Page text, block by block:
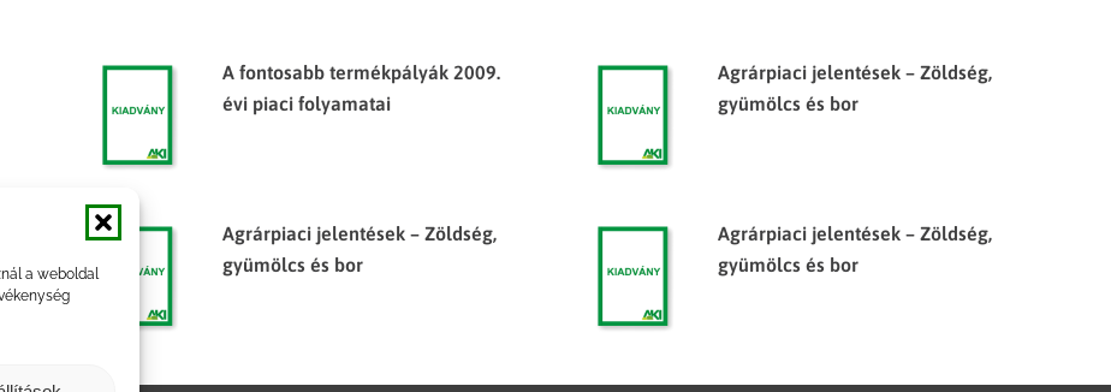
a weboldal
A fontosabb termékpályák 2009.
évi piaci folyamatai
Agrárpiaci jelentések – Zöldség,
gyümölcs és bor
Agrárpiaci jelentések – Zöldség,
gyümölcs és bor
Agrárpiaci jelentések – Zöldség,
gyümölcs és bor